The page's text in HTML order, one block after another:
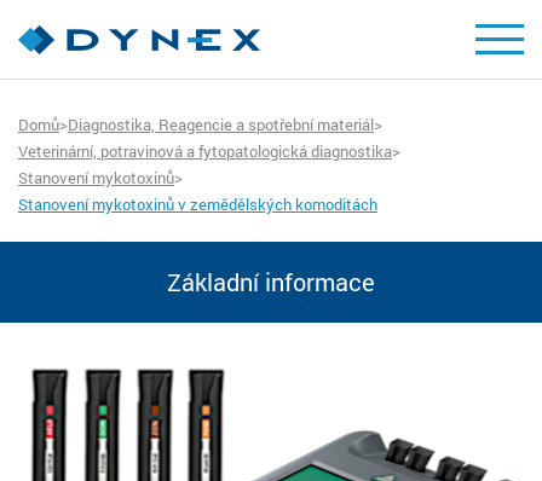
Domů>Diagnostika, Reagencie a spotřební materiál>
Veterinární, potravinová a fytopatologická diagnostika>
Stanovení mykotoxinů>
Stanovení mykotoxinů v zemědělských komoditách
Základní informace